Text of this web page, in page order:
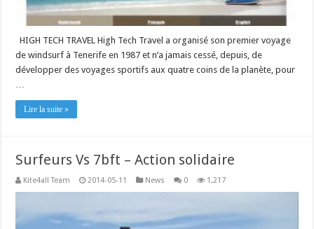
HIGH TECH TRAVEL High Tech Travel a organisé son premier voyage
de windsurf à Tenerife en 1987 et n’a jamais cessé, depuis, de
développer des voyages sportifs aux quatre coins de la planète, pour
Lire la suite »
Surfeurs Vs 7bft – Action solidaire
Kite4all Team 2014-05-11 News 0 1,217